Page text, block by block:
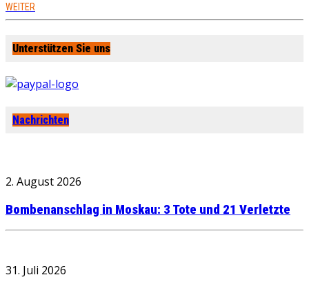
WEITER
Unterstützen Sie uns
Nachrichten
2. August 2026
Bombenanschlag in Moskau: 3 Tote und 21 Verletzte
31. Juli 2026